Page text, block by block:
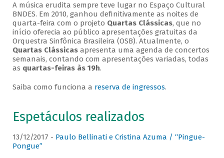
A música erudita sempre teve lugar no Espaço Cultural
BNDES. Em 2010, ganhou definitivamente as noites de
quarta-feira com o projeto Quartas Clássicas, que no
início oferecia ao público apresentações gratuitas da
Orquestra Sinfônica Brasileira (OSB). Atualmente, o
Quartas Clássicasapresenta uma agenda de concertos
semanais, contando com apresentações variadas, todas
as quartas-feiras às 19h.
Saiba como funciona a reserva de ingressos.
Espetáculos realizados
13/12/2017 - Paulo Bellinati e Cristina Azuma / “Pingue-
Pongue”